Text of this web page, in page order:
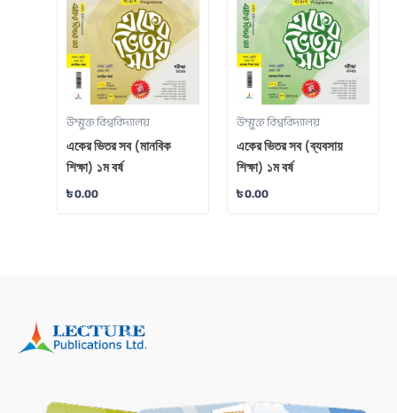
উম্মুক্ত বিশ্ববিদ্যালয়
একের ভিতর সব (মানবিক
শিক্ষা) ১ম বর্ষ
৳0.00
উম্মুক্ত বিশ্ববিদ্যালয়
একের ভিতর সব (ব্যবসায়
শিক্ষা) ১ম বর্ষ
৳0.00